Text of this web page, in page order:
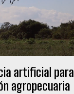
artificial para
agropecuaria